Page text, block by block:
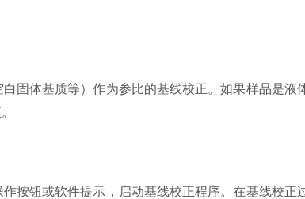
体基质等）作为参比的基线校正。如果样品是液
钮或软件提示，启动基线校正程序。在基线校正